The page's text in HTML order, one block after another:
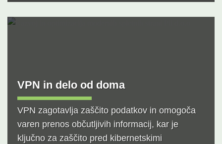
VPN in delo od doma
VPN zagotavlja zaščito podatkov in omogoča
varen prenos občutljivih informacij, kar je
ključno za zaščito pred kibernetskimi